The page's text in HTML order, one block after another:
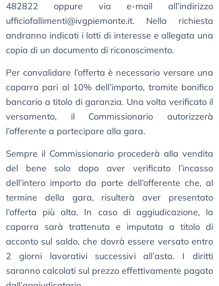
482822 oppure via e-mail all’indirizzo
ufficiofallimenti@ivgpiemonte.it. Nella richiesta
andranno indicati i lotti di interesse e allegata una
copia di un documento di riconoscimento.
Per convalidare l’offerta è necessario versare una
caparra pari al 10% dell’importo, tramite bonifico
bancario a titolo di garanzia. Una volta verificato il
versamento, il Commissionario autorizzerà
l’offerente a partecipare alla gara.
Sempre il Commissionario procederà alla vendita
del bene solo dopo aver verificato l’incasso
dell’intero importo da parte dell’offerente che, al
termine della gara, risulterà aver presentato
l’offerta più alta. In caso di aggiudicazione, la
caparra sarà trattenuta e imputata a titolo di
acconto sul saldo, che dovrà essere versato entro
2 giorni lavorativi successivi all’asta. I diritti
saranno calcolati sul prezzo effettivamente pagato